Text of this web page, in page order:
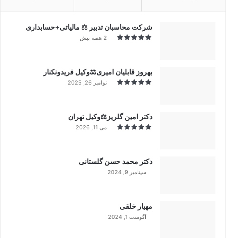
شرکت محاسبان تدبیر ⚖️ مالیاتی+حسابداری
2 هفته پیش
بهروز قابلیان امیری⚖️وکیل فریدونکنار
نوامبر 26, 2025
دکتر امین گلریز⚖️وکیل تهران
می 11, 2026
دکتر محمد حسن گلستانی
سپتامبر 9, 2024
مهیار خلقی
آگوست 1, 2024